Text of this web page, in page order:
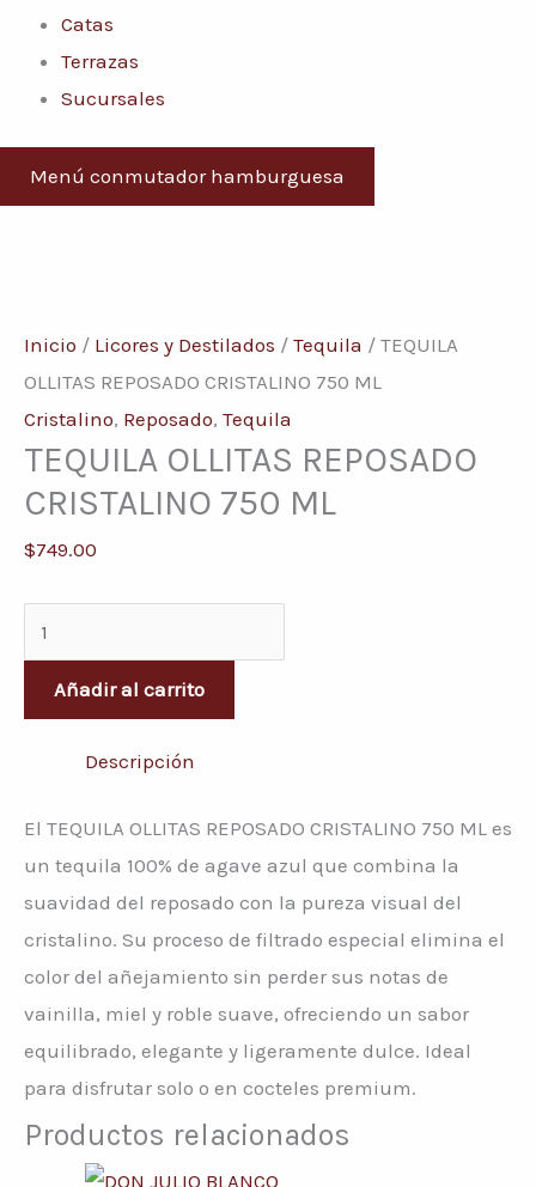
Catas
Terrazas
Sucursales
Menú conmutador hamburguesa
Inicio / Licores y Destilados / Tequila / TEQUILA
OLLITAS REPOSADO CRISTALINO 750 ML
Cristalino, Reposado, Tequila
TEQUILA OLLITAS REPOSADO
CRISTALINO 750 ML
$749.00
OLLITAS
REPOSADO
CRISTALINO
750
ML
Añadir al carrito
Descripción
El TEQUILA OLLITAS REPOSADO CRISTALINO 750 ML es
un tequila 100% de agave azul que combina la
suavidad del reposado con la pureza visual del
cristalino. Su proceso de filtrado especial elimina el
color del añejamiento sin perder sus notas de
vainilla, miel y roble suave, ofreciendo un sabor
equilibrado, elegante y ligeramente dulce. Ideal
para disfrutar solo o en cocteles premium.
Productos relacionados